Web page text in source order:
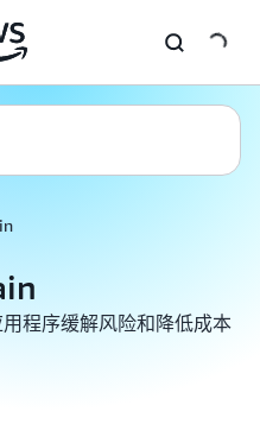
程序缓解风险和降低成本